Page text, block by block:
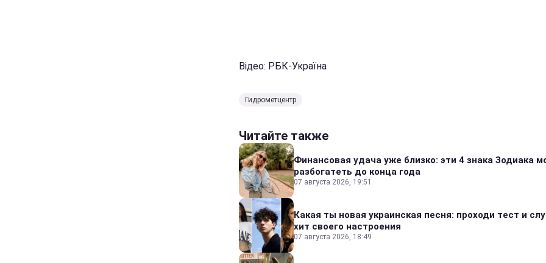
Відео: РБК-Україна
Гидрометцентр
Читайте также
Финансовая удача уже близко: эти 4 знака Зодиака
разбогатеть до конца года
07 августа 2026, 19:51
Какая ты новая украинская песня: проходи тест и
хит своего настроения
07 августа 2026, 18:49